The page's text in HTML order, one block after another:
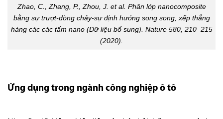
Zhao, C., Zhang, P., Zhou, J. et al. Phân lớp nanocomposite
bằng sự trượt-dòng chảy-sự định hướng song song, xếp thẳng
hàng các các tấm nano (Dữ liệu bổ sung). Nature 580, 210–215
(2020).
Ứng dụng trong ngành công nghiệp ô tô